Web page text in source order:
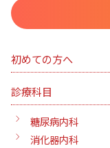
初めての方へ
診療科目
糖尿病内科
消化器内科